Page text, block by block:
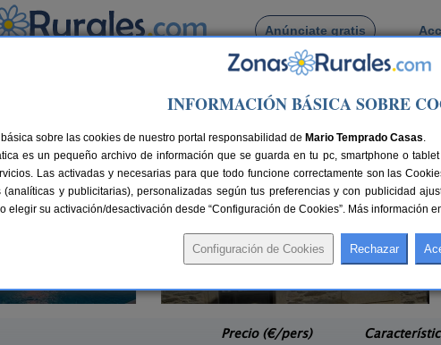
Anúnciate gratis
Busca por pueblo
cerca de Robleda
Casa Rural La Noria
Precio (€/pers)
INFORMACIÓN BÁSICA SOBRE
sobre las cookies de nuestro portal responsabilidad de Mario Temprado Casas.
es un pequeño archivo de información que se guarda en tu pc, smartphone o
Las activadas y necesarias para que todo funcione correctamente son las
y publicitarias), personalizadas según tus preferencias y con publicidad
o elegir su activación/desactivación desde “Configuración de Cookies”. Más información